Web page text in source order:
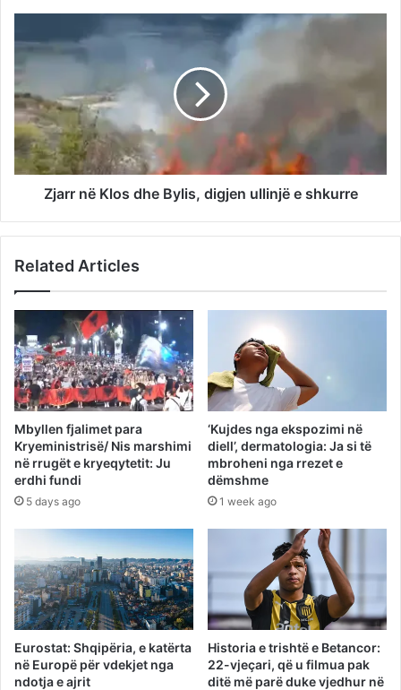
Zjarr në Klos dhe Bylis, digjen ullinjë e shkurre
Related Articles
Mbyllen fjalimet para
Kryeministrisë/ Nis marshimi
në rrugët e kryeqytetit: Ju
erdhi fundi
5 days ago
‘Kujdes nga ekspozimi në
diell’, dermatologia: Ja si të
mbroheni nga rrezet e
dëmshme
1 week ago
Eurostat: Shqipëria, e katërta
në Europë për vdekjet nga
ndotja e ajrit
Historia e trishtë e Betancor:
22-vjeçari, që u filmua pak
ditë më parë duke vjedhur në